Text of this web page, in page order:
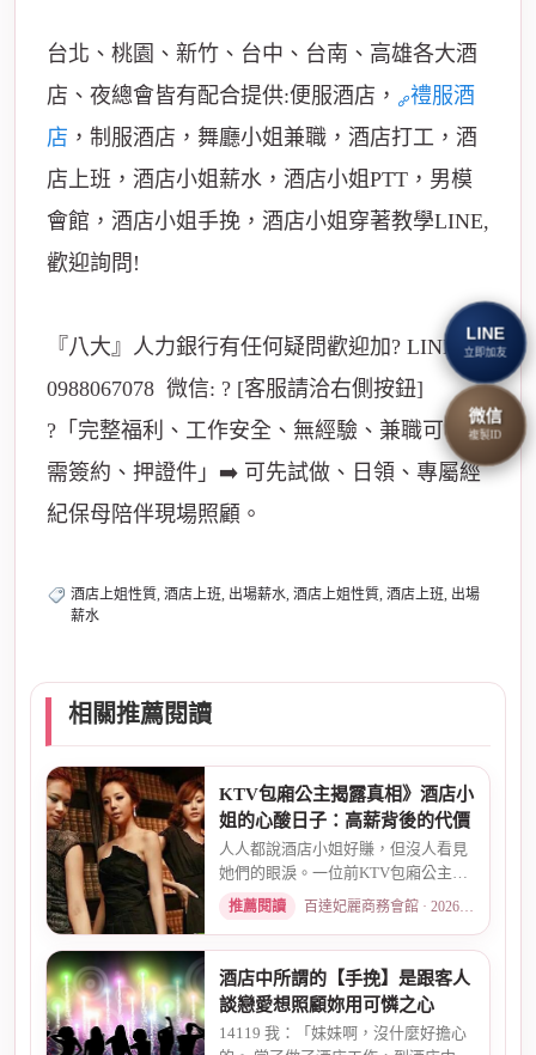
台北、桃園、新竹、台中、台南、高雄各大酒
店、夜總會皆有配合提供:便服酒店，
禮服酒
店 ，制服酒店，舞廳小姐兼職，酒店打工，酒
店上班，酒店小姐薪水，酒店小姐PTT，男模
會館，酒店小姐手挽，酒店小姐穿著教學LINE,
歡迎詢問!
『八大』人力銀行有任何疑問歡迎加? LINE:
0988067078 微信: ? [客服請洽右側按鈕]
?「完整福利、工作安全、無經驗、兼職可、不
需簽約、押證件」➡️ 可先試做、日領、專屬經
紀保母陪伴現場照顧。
酒店上姐性質, 酒店上班, 出場薪水, 酒店上姐性質, 酒店上班, 出場
薪水
相關推薦閱讀
KTV包廂公主揭露真相》酒店小
姐的心酸日子：高薪背後的代價
人人都說酒店小姐好賺，但沒人看見
她們的眼淚。一位前KTV包廂公主首
度自曝，從入行初衷、被客人...
推薦閱讀 百達妃麗商務會館 · 2026-05-10
酒店中所謂的【手挽】是跟客人
談戀愛想照顧妳用可憐之心
14119 我：「妹妹啊，沒什麼好擔心
LINE
立即加友
微信
複製ID